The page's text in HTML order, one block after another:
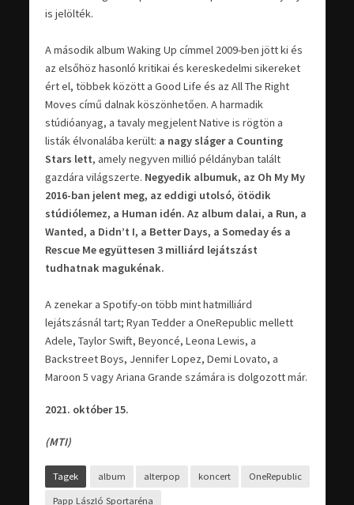
is jelölték.
A második album Waking Up címmel 2009-ben jött ki és
az elsőhöz hasonló kritikai és kereskedelmi sikereket
ért el, többek között a Good Life és az All The Right
Moves című dalnak köszönhetően. A harmadik
stúdióanyag, a tavaly megjelent Native is rögtön a
listák élvonalába került: a nagy sláger a Counting
Stars lett, amely negyven millió példányban talált
gazdára világszerte. Negyedik albumuk, az Oh My My
2016-ban jelent meg, az eddigi utolsó, ötödik
stúdiólemez, a Human idén. Az album dalai, a Run, a
Wanted, a Didn’t I, a Better Days, a Someday és a
Rescue Me együttesen 3 milliárd lejátszást
tudhatnak magukénak.
A zenekar a Spotify-on több mint hatmilliárd
lejátszásnál tart; Ryan Tedder a OneRepublic mellett
Adele, Taylor Swift, Beyoncé, Leona Lewis, a
Backstreet Boys, Jennifer Lopez, Demi Lovato, a
Maroon 5 vagy Ariana Grande számára is dolgozott már.
2021. október 15.
(MTI)
Tagek album alterpop koncert OneRepublic
Papp László Sportaréna